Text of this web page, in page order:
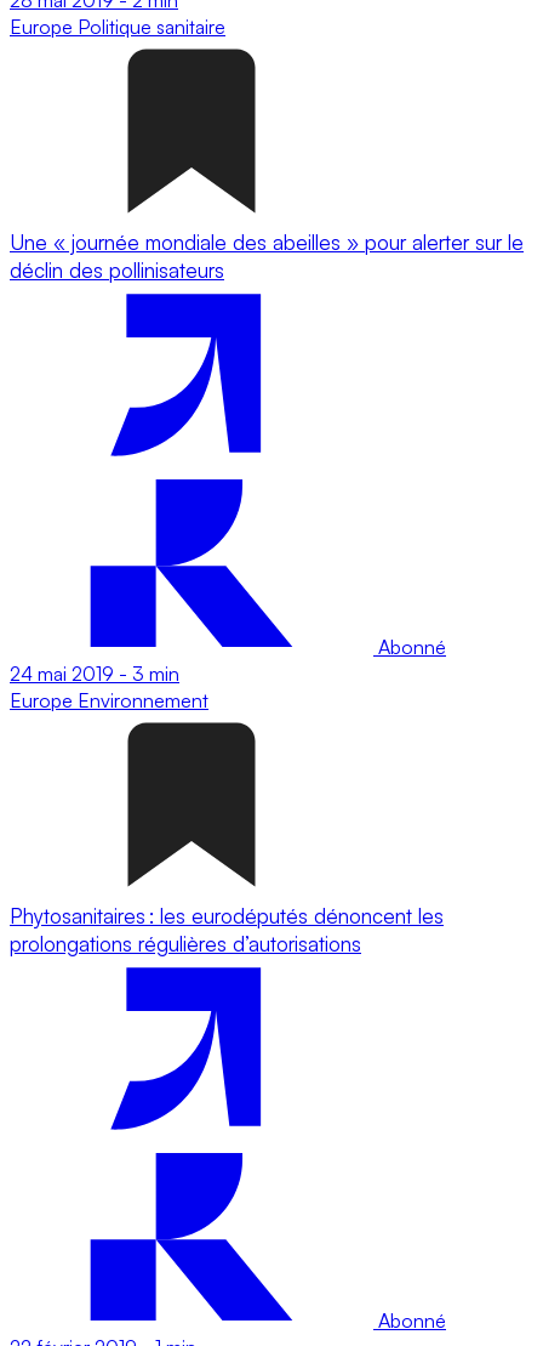
Europe Politique sanitaire
Une « journée mondiale des abeilles » pour alerter sur le
déclin des pollinisateurs
Abonné
24 mai 2019 - 3 min
Europe Environnement
Phytosanitaires : les eurodéputés dénoncent les
prolongations régulières d’autorisations
Abonné